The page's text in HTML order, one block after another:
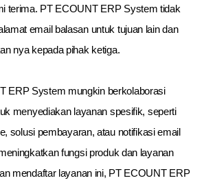
terima. PT ECOUNT ERP System tidak
email balasan untuk tujuan lain dan
nya kepada pihak ketiga.
ERP System mungkin berkolaborasi
menyediakan layanan spesifik, seperti
solusi pembayaran, atau notifikasi email
fungsi produk dan layanan
mendaftar layanan ini, PT ECOUNT ERP